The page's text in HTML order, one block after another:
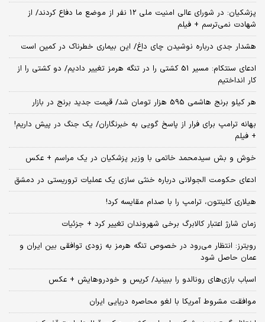
پزشکیان: در شورای عالی امنیت ملی 12 نفر از موضع ما دفاع کردند/ از
شهادت نمی‌ترسم + فیلم
هشدار جدی درباره نوشیدن چای داغ/ این بیماری خطرناک در کمین است
ادعای سنتکام: مسیر 51 کشتی را در تنگه هرمز تغییر دادیم/ دو کشتی را از
کار انداختیم
هر کیلو برنج هاشمی 595 هزار تومان شد/ قیمت جدید برنج در بازار
بهانه ترامپ برای فرار از پاسخ گویی به خبرنگاران/ یک جنگ در پیش داریم!
+ فیلم
خوش و بش سیدمحمد خاتمی با وزیر پزشکیان در یک مراسم + عکس
ادعای حکومت الجولانی درباره خنثی سازی یک عملیات تروریستی در دمشق
هیلاری کلینتون، ترامپ را با صدام مقایسه کرد!
زمان شارژ اعتبار کالابرگ برخی شهروندان تغییر کرد + جزئیات
رویترز: انتظار می‌رود در خصوص تنگه هرمز به زودی توافقی بین ایران و
عمان حاصل شود
اسباب‌ بازی‌های رونالدو را ببینید/ کریس و خودروهایش + عکس
موافقت مشروط آمریکا با لغو محاصره دریایی ایران